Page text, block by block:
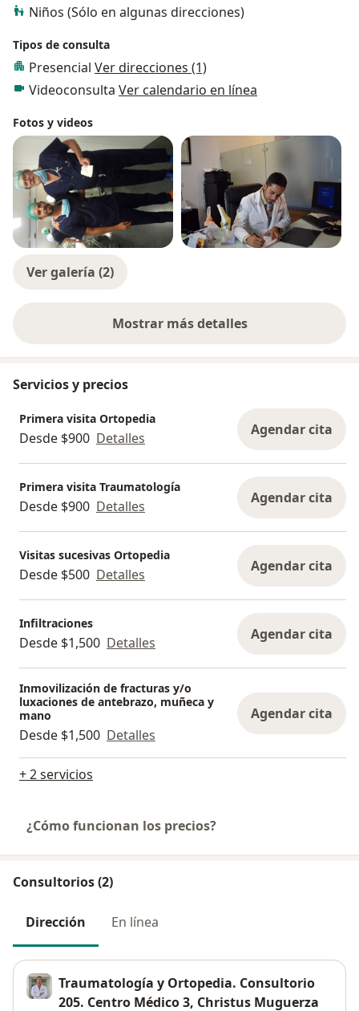
Niños (Sólo en algunas direcciones)
Tipos de consulta
Presencial Ver direcciones (1)
Videoconsulta Ver calendario en línea
Fotos y videos
Ver galería (2)
Mostrar más detalles
sobre la experiencia
Servicios y precios
Primera visita Ortopedia
Desde $900 Detalles Agendar cita
Primera visita Traumatología
Desde $900 Detalles Agendar cita
Visitas sucesivas Ortopedia
Desde $500 Detalles Agendar cita
Infiltraciones
Desde $1,500 Detalles Agendar cita
Inmovilización de fracturas y/o
luxaciones de antebrazo, muñeca y
mano
Desde $1,500 Detalles
Agendar cita
+ 2 servicios
¿Cómo funcionan los precios?
Consultorios (2)
Dirección En línea
Traumatología y Ortopedia. Consultorio
205. Centro Médico 3, Christus Muguerza